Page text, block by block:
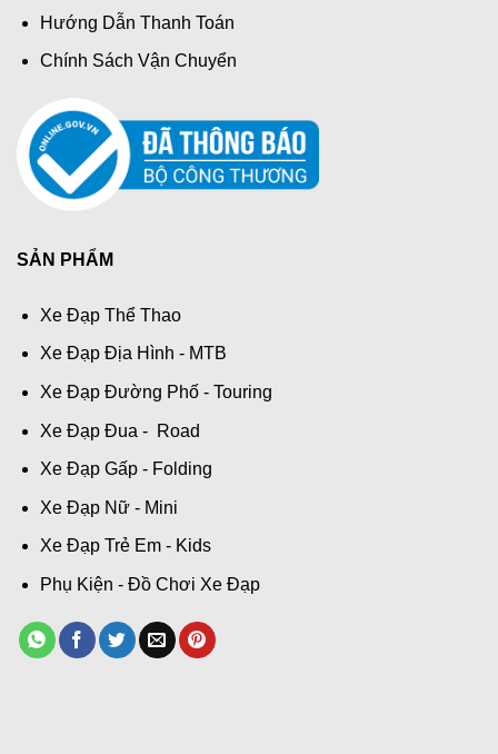
Hướng Dẫn Thanh Toán
Chính Sách Vận Chuyển
SẢN PHẨM
Xe Đạp Thể Thao
Xe Đạp Địa Hình - MTB
Xe Đạp Đường Phố - Touring
Xe Đạp Đua - Road
Xe Đạp Gấp - Folding
Xe Đạp Nữ - Mini
Xe Đạp Trẻ Em - Kids
Phụ Kiện - Đồ Chơi Xe Đạp